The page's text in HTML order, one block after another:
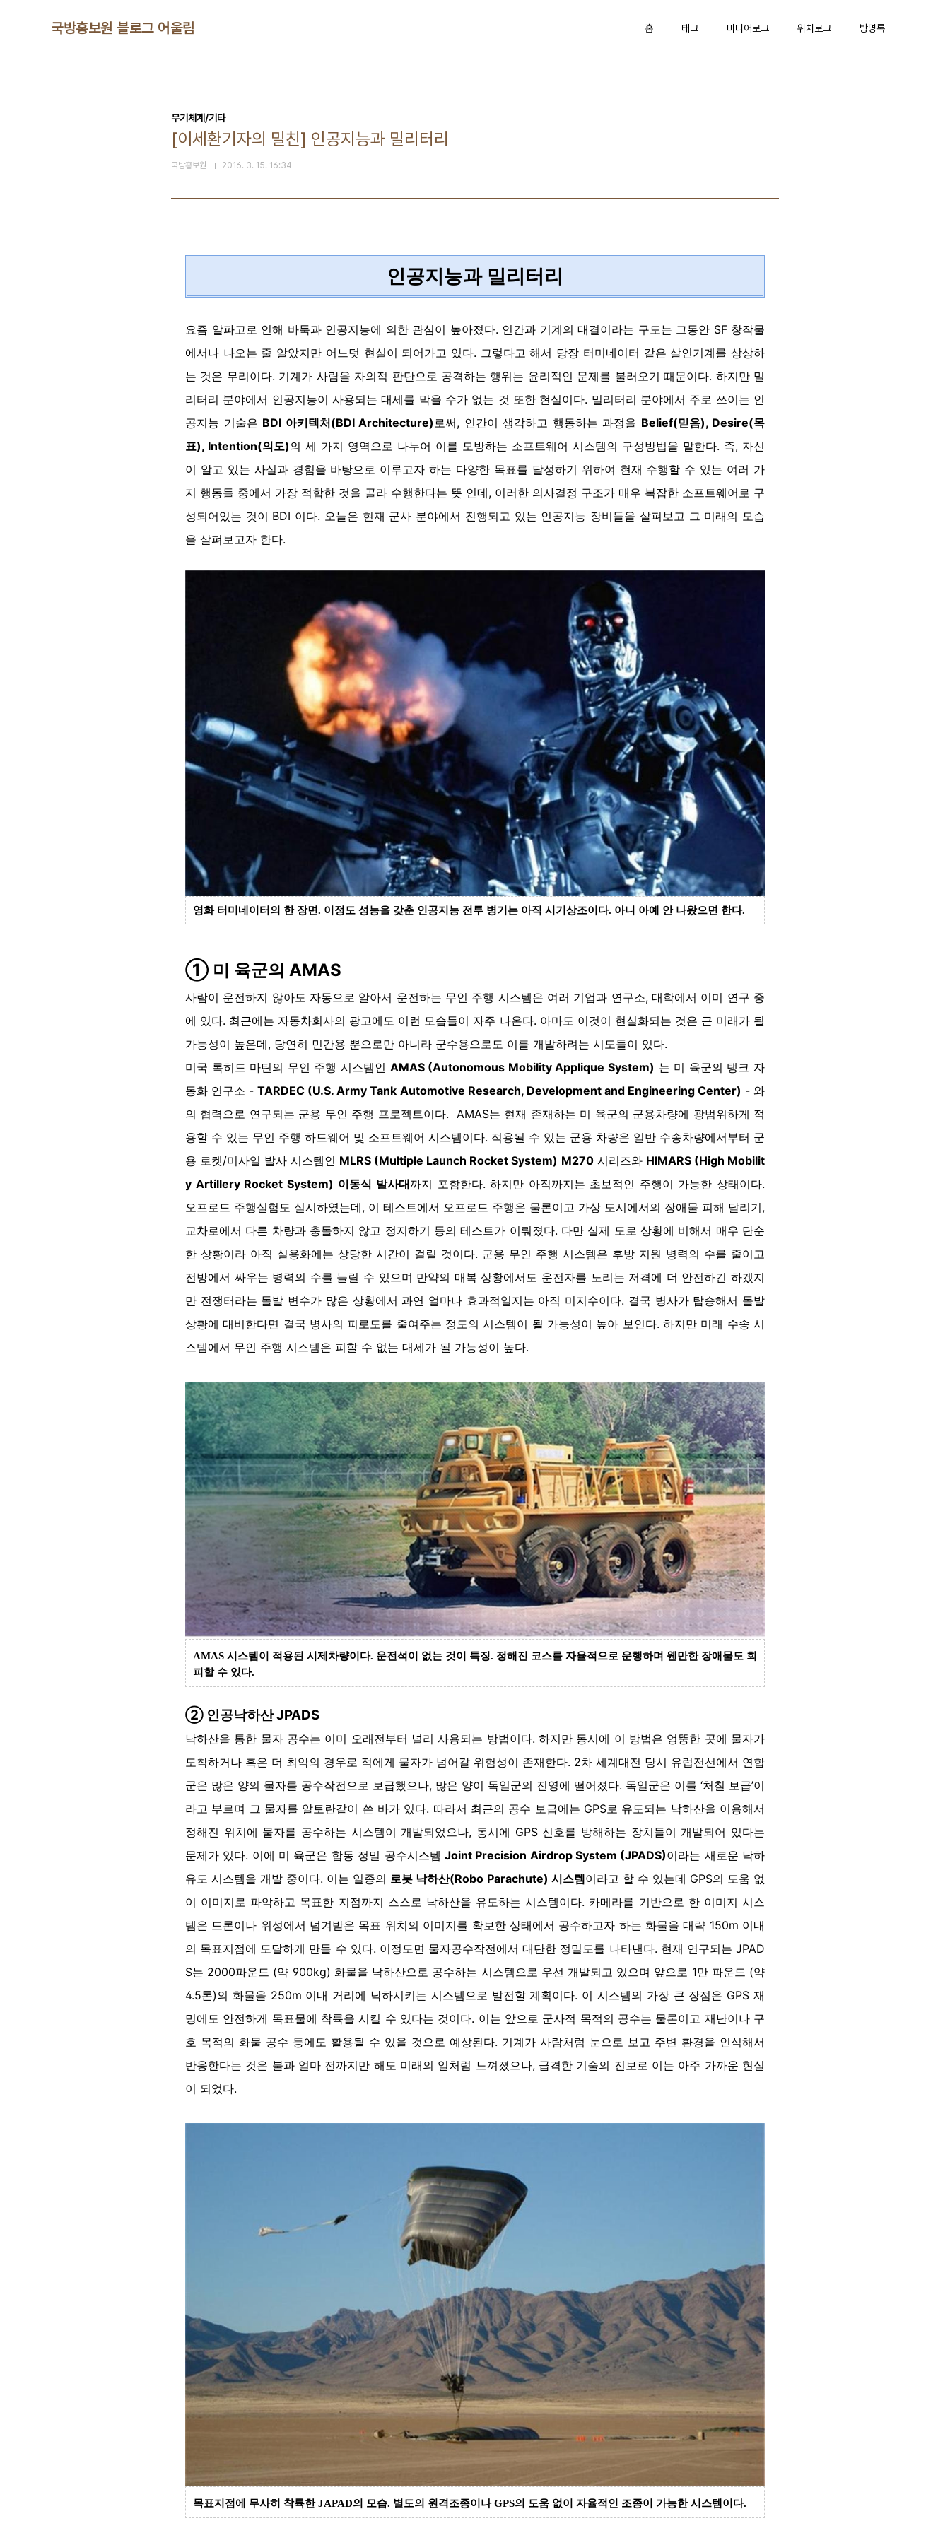
국방홍보원 블로그 어울림 홈 태그 미디어로그 위치로그 방명록
무기체계/기타
[이세환기자의 밀친] 인공지능과 밀리터리
국방홍보원 2016. 3. 15. 16:34
인공지능과 밀리터리
요즘 알파고로 인해 바둑과 인공지능에 의한 관심이 높아졌다. 인간과 기계의 대결이라는 구도는 그동안 SF 창작물
에서나 나오는 줄 알았지만 어느덧 현실이 되어가고 있다. 그렇다고 해서 당장 터미네이터 같은 살인기계를 상상하
는 것은 무리이다. 기계가 사람을 자의적 판단으로 공격하는 행위는 윤리적인 문제를 불러오기 때문이다. 하지만 밀
리터리 분야에서 인공지능이 사용되는 대세를 막을 수가 없는 것 또한 현실이다. 밀리터리 분야에서 주로 쓰이는 인
공지능 기술은 BDI 아키텍처(BDI Architecture)로써, 인간이 생각하고 행동하는 과정을 Belief(믿음), Desire(목
표), Intention(의도)의 세 가지 영역으로 나누어 이를 모방하는 소프트웨어 시스템의 구성방법을 말한다. 즉, 자신
이 알고 있는 사실과 경험을 바탕으로 이루고자 하는 다양한 목표를 달성하기 위하여 현재 수행할 수 있는 여러 가
지 행동들 중에서 가장 적합한 것을 골라 수행한다는 뜻 인데, 이러한 의사결정 구조가 매우 복잡한 소프트웨어로 구
성되어있는 것이 BDI 이다. 오늘은 현재 군사 분야에서 진행되고 있는 인공지능 장비들을 살펴보고 그 미래의 모습
을 살펴보고자 한다.
영화 터미네이터의 한 장면. 이정도 성능을 갖춘 인공지능 전투 병기는 아직 시기상조이다. 아니 아예 안 나왔으면 한다.
➀ 미 육군의 AMAS
사람이 운전하지 않아도 자동으로 알아서 운전하는 무인 주행 시스템은 여러 기업과 연구소, 대학에서 이미 연구 중
에 있다. 최근에는 자동차회사의 광고에도 이런 모습들이 자주 나온다. 아마도 이것이 현실화되는 것은 근 미래가 될
가능성이 높은데, 당연히 민간용 뿐으로만 아니라 군수용으로도 이를 개발하려는 시도들이 있다.
미국 록히드 마틴의 무인 주행 시스템인 AMAS (Autonomous Mobility Applique System) 는 미 육군의 탱크 자
동화 연구소 -TARDEC (U.S. Army Tank Automotive Research, Development and Engineering Center) - 와
의 협력으로 연구되는 군용 무인 주행 프로젝트이다. AMAS는 현재 존재하는 미 육군의 군용차량에 광범위하게 적
용할 수 있는 무인 주행 하드웨어 및 소프트웨어 시스템이다. 적용될 수 있는 군용 차량은 일반 수송차량에서부터 군
용 로켓/미사일 발사 시스템인 MLRS (Multiple Launch Rocket System) M270 시리즈와 HIMARS (High Mobilit
y Artillery Rocket System) 이동식 발사대까지 포함한다. 하지만 아직까지는 초보적인 주행이 가능한 상태이다.
오프로드 주행실험도 실시하였는데, 이 테스트에서 오프로드 주행은 물론이고 가상 도시에서의 장애물 피해 달리기,
교차로에서 다른 차량과 충돌하지 않고 정지하기 등의 테스트가 이뤄졌다. 다만 실제 도로 상황에 비해서 매우 단순
한 상황이라 아직 실용화에는 상당한 시간이 걸릴 것이다. 군용 무인 주행 시스템은 후방 지원 병력의 수를 줄이고
전방에서 싸우는 병력의 수를 늘릴 수 있으며 만약의 매복 상황에서도 운전자를 노리는 저격에 더 안전하긴 하겠지
만 전쟁터라는 돌발 변수가 많은 상황에서 과연 얼마나 효과적일지는 아직 미지수이다. 결국 병사가 탑승해서 돌발
상황에 대비한다면 결국 병사의 피로도를 줄여주는 정도의 시스템이 될 가능성이 높아 보인다. 하지만 미래 수송 시
스템에서 무인 주행 시스템은 피할 수 없는 대세가 될 가능성이 높다.
AMAS 시스템이 적용된 시제차량이다. 운전석이 없는 것이 특징. 정해진 코스를 자율적으로 운행하며 웬만한 장애물도 회
피할 수 있다.
➁ 인공낙하산 JPADS
낙하산을 통한 물자 공수는 이미 오래전부터 널리 사용되는 방법이다. 하지만 동시에 이 방법은 엉뚱한 곳에 물자가
도착하거나 혹은 더 최악의 경우로 적에게 물자가 넘어갈 위험성이 존재한다. 2차 세계대전 당시 유럽전선에서 연합
군은 많은 양의 물자를 공수작전으로 보급했으나, 많은 양이 독일군의 진영에 떨어졌다. 독일군은 이를 ‘처칠 보급’이
라고 부르며 그 물자를 알토란같이 쓴 바가 있다. 따라서 최근의 공수 보급에는 GPS로 유도되는 낙하산을 이용해서
정해진 위치에 물자를 공수하는 시스템이 개발되었으나, 동시에 GPS 신호를 방해하는 장치들이 개발되어 있다는
문제가 있다. 이에 미 육군은 합동 정밀 공수시스템 Joint Precision Airdrop System (JPADS)이라는 새로운 낙하
유도 시스템을 개발 중이다. 이는 일종의 로봇 낙하산(Robo Parachute) 시스템이라고 할 수 있는데 GPS의 도움 없
이 이미지로 파악하고 목표한 지점까지 스스로 낙하산을 유도하는 시스템이다. 카메라를 기반으로 한 이미지 시스
템은 드론이나 위성에서 넘겨받은 목표 위치의 이미지를 확보한 상태에서 공수하고자 하는 화물을 대략 150m 이내
의 목표지점에 도달하게 만들 수 있다. 이정도면 물자공수작전에서 대단한 정밀도를 나타낸다. 현재 연구되는 JPAD
S는 2000파운드 (약 900kg) 화물을 낙하산으로 공수하는 시스템으로 우선 개발되고 있으며 앞으로 1만 파운드 (약
4.5톤)의 화물을 250m 이내 거리에 낙하시키는 시스템으로 발전할 계획이다. 이 시스템의 가장 큰 장점은 GPS 재
밍에도 안전하게 목표물에 착륙을 시킬 수 있다는 것이다. 이는 앞으로 군사적 목적의 공수는 물론이고 재난이나 구
호 목적의 화물 공수 등에도 활용될 수 있을 것으로 예상된다. 기계가 사람처럼 눈으로 보고 주변 환경을 인식해서
반응한다는 것은 불과 얼마 전까지만 해도 미래의 일처럼 느껴졌으나, 급격한 기술의 진보로 이는 아주 가까운 현실
이 되었다.
목표지점에 무사히 착륙한JAPAD의 모습. 별도의 원격조종이나GPS의 도움 없이 자율적인 조종이 가능한 시스템이다.